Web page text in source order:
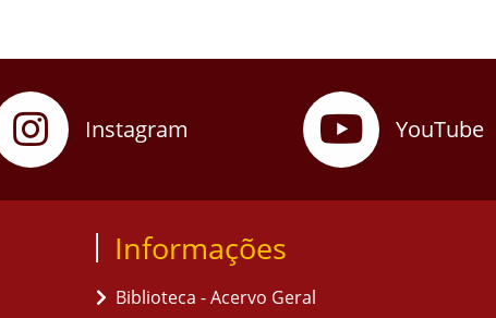
Instagram YouTube
Informações
Biblioteca - Acervo Geral